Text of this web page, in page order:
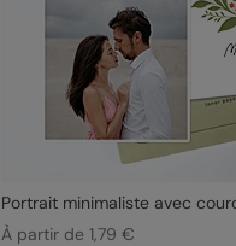
Portrait minimaliste avec
À partir de 1,79 €